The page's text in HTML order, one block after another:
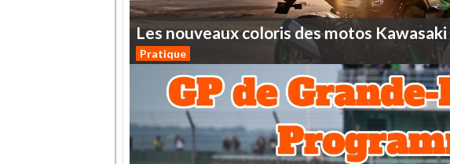
Lesnouveauxcoloris desmotos Kawasaki
Pratique